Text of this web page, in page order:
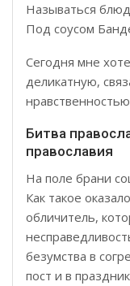
Называться
Под соусом
Сегодня мне
деликатную,
Битва
православия
На поле брани
Как такое
обличитель,
безумства в
пост и в